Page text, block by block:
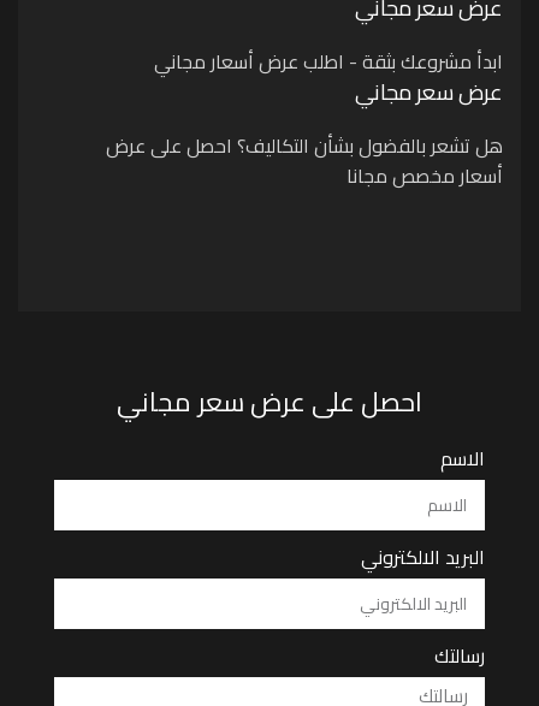
ابدأ مشروعك بثقة - اطلب عرض أسعار مجاني
عرض سعر مجاني
هل تشعر بالفضول بشأن التكاليف؟ احصل على عرض
أسعار مخصص مجانا
احصل على عرض سعر مجاني
الاسم
البريد الالكتروني
رسالتك